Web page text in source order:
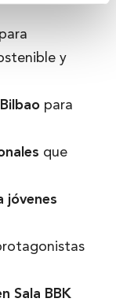
y
para
que
jóvenes
Sala BBK